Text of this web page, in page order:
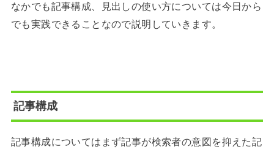
なかでも記事構成、見出しの使い方については今日から
でも実践できることなので説明していきます。
記事構成
記事構成についてはまず記事が検索者の意図を抑えた記